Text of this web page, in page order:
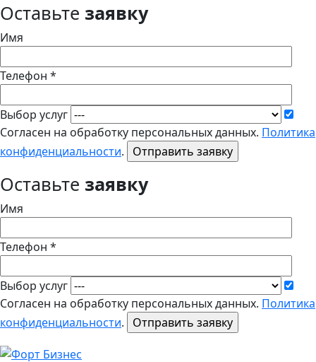
Оставьте заявку
Имя
Телефон *
Выбор услуг
Согласен на обработку персональных данных. Политика
конфиденциальности.
Оставьте заявку
Имя
Телефон *
Выбор услуг
Согласен на обработку персональных данных. Политика
конфиденциальности.